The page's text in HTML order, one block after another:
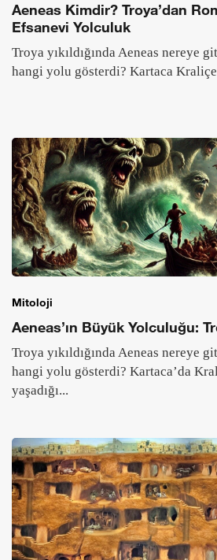
Aeneas Kimdir? Troya’dan
Efsanevi Yolculuk
Troya yıkıldığında Aeneas nereye
hangi yolu gösterdi? Kartaca
Mitoloji
Aeneas’ın Büyük Yolculuğu:
Troya yıkıldığında Aeneas nereye
hangi yolu gösterdi? Kartaca’da
yaşadığı...